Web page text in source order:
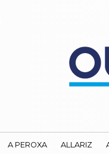
A PEROXA ALLARIZ